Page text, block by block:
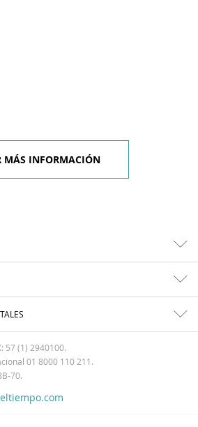
MÁS INFORMACIÓN
57 (1) 2940100.
01 8000 110 211.
70.